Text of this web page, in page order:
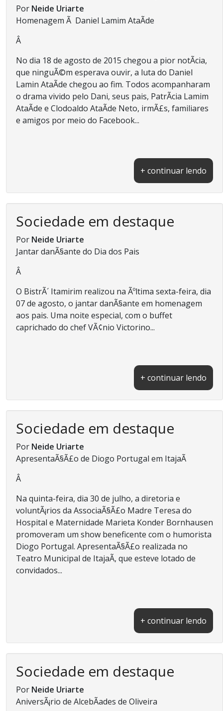
Por Neide Uriarte
Homenagem Ã Daniel Lamim AtaÃ­de
Â
No dia 18 de agosto de 2015 chegou a pior notÃ­cia,
que ninguÃ©m esperava ouvir, a luta do Daniel
Lamin AtaÃ­de chegou ao fim. Todos acompanharam
o drama vivido pelo Dani, seus pais, PatrÃ­cia Lamim
AtaÃ­de e Clodoaldo AtaÃ­de Neto, irmÃ£s, familiares
e amigos por meio do Facebook...
+ continuar lendo
Sociedade em destaque
Por Neide Uriarte
Jantar danÃ§ante do Dia dos Pais
Â
O BistrÃ´ Itamirim realizou na Ãºltima sexta-feira, dia
07 de agosto, o jantar danÃ§ante em homenagem
aos pais. Uma noite especial, com o buffet
caprichado do chef VÃ¢nio Victorino...
+ continuar lendo
Sociedade em destaque
Por Neide Uriarte
ApresentaÃ§Ã£o de Diogo Portugal em ItajaÃ­
Â
Na quinta-feira, dia 30 de julho, a diretoria e
voluntÃ¡rios da AssociaÃ§Ã£o Madre Teresa do
Hospital e Maternidade Marieta Konder Bornhausen
promoveram um show beneficente com o humorista
Diogo Portugal. ApresentaÃ§Ã£o realizada no
Teatro Municipal de ItajaÃ­, que esteve lotado de
convidados...
+ continuar lendo
Sociedade em destaque
Por Neide Uriarte
AniversÃ¡rio de AlcebÃ­ades de Oliveira